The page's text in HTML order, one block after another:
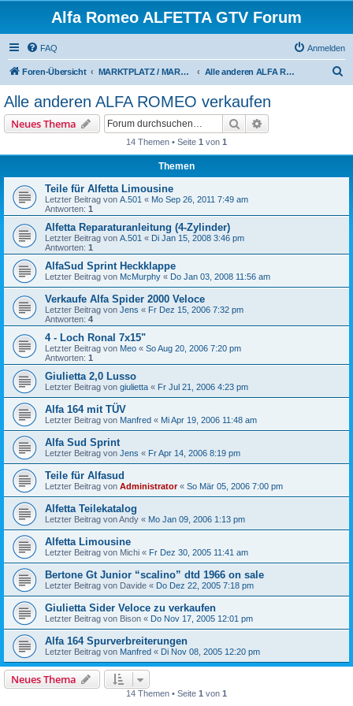
Alfa Romeo ALFETTA GTV Forum
FAQ Anmelden
Foren-Übersicht MARKTPLATZ / MARKETPLACE Alle anderen ALFA ROMEO verkaufen
Alle anderen ALFA ROMEO verkaufen
Neues Thema Suche
14 Themen • Seite 1 von 1
Themen
Teile für Alfetta Limousine
Letzter Beitrag von A.501 « Mo Sep 26, 2011 7:49 am
Antworten: 1
Alfetta Reparaturanleitung (4-Zylinder)
Letzter Beitrag von A.501 « Di Jan 15, 2008 3:46 pm
Antworten: 1
AlfaSud Sprint Heckklappe
Letzter Beitrag von McMurphy « Do Jan 03, 2008 11:56 am
Verkaufe Alfa Spider 2000 Veloce
Letzter Beitrag von Jens « Fr Dez 15, 2006 7:32 pm
Antworten: 4
4 - Loch Ronal 7x15"
Letzter Beitrag von Meo « So Aug 20, 2006 7:20 pm
Antworten: 1
Giulietta 2,0 Lusso
Letzter Beitrag von giulietta « Fr Jul 21, 2006 4:23 pm
Alfa 164 mit TÜV
Letzter Beitrag von Manfred « Mi Apr 19, 2006 11:48 am
Alfa Sud Sprint
Letzter Beitrag von Jens « Fr Apr 14, 2006 8:19 pm
Teile für Alfasud
Letzter Beitrag von Administrator« So Mär 05, 2006 7:00 pm
Alfetta Teilekatalog
Letzter Beitrag vonAndy « Mo Jan 09, 2006 1:13 pm
Alfetta Limousine
Letzter Beitrag von Michi « Fr Dez 30, 2005 11:41 am
Bertone Gt Junior “scalino” dtd 1966 on sale
Letzter Beitrag von Davide « Do Dez 22, 2005 7:18 pm
Giulietta Sider Veloce zu verkaufen
Letzter Beitrag von Bison « Do Nov 17, 2005 12:01 pm
Alfa 164 Spurverbreiterungen
Letzter Beitrag von Manfred « Di Nov 08, 2005 12:20 pm
Neues Thema
14 Themen • Seite 1 von 1